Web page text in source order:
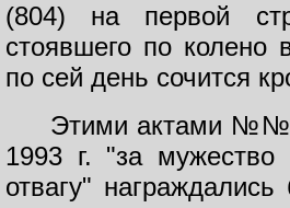
(804) на первой
стоявшего по колено
по сей день сочится
Этими актами №№
1993 г. "за
отвагу"